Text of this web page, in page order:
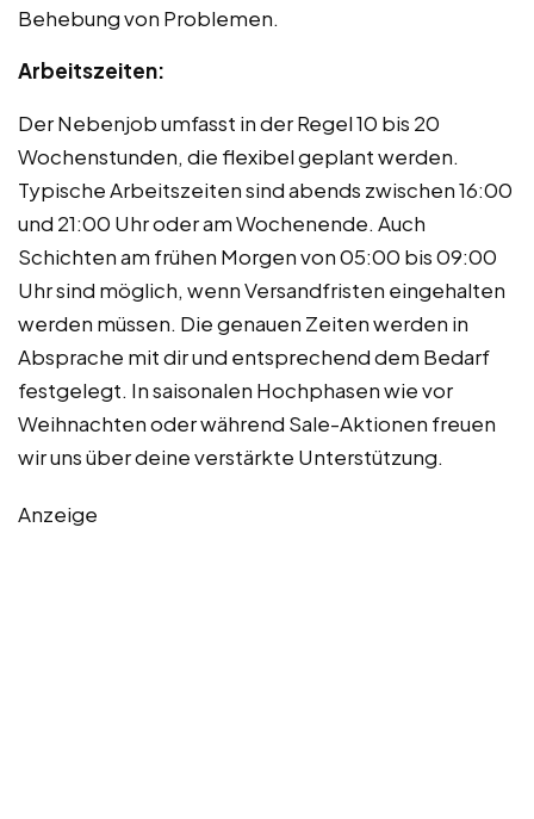
Behebung von Problemen.
Arbeitszeiten:
Der Nebenjob umfasst in der Regel 10 bis 20
Wochenstunden, die flexibel geplant werden.
Typische Arbeitszeiten sind abends zwischen 16:00
und 21:00 Uhr oder am Wochenende. Auch
Schichten am frühen Morgen von 05:00 bis 09:00
Uhr sind möglich, wenn Versandfristen eingehalten
werden müssen. Die genauen Zeiten werden in
Absprache mit dir und entsprechend dem Bedarf
festgelegt. In saisonalen Hochphasen wie vor
Weihnachten oder während Sale-Aktionen freuen
wir uns über deine verstärkte Unterstützung.
Anzeige